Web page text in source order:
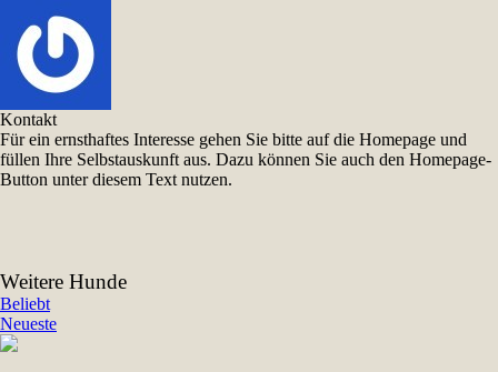
Kontakt
Für ein ernsthaftes Interesse gehen Sie bitte auf die Homepage und
füllen Ihre Selbstauskunft aus. Dazu können Sie auch den Homepage-
Button unter diesem Text nutzen.
Weitere Hunde
Beliebt
Neueste